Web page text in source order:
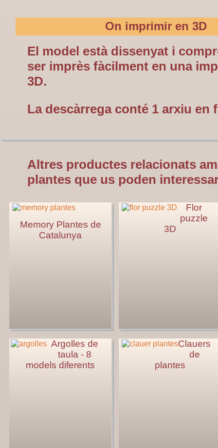
On imprimir en 3D
El model està dissenyat i
ser imprès fàcilment en una
3D.
La descàrrega conté 1 arxiu en
Altres productes relacionats
plantes que us poden
Memory Plantes de
Catalunya
Flor
puzzle
3D
Argolles de
taula - 8
models diferents
Clauers
de
plantes